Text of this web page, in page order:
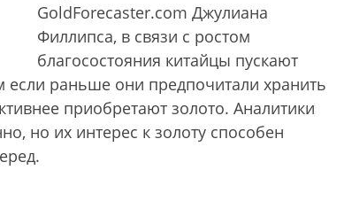
GoldForecaster.com Джулиана
Филлипса, в связи с ростом
благосостояния китайцы пускают
если раньше они предпочитали хранить
приобретают золото. Аналитики
но их интерес к золоту способен